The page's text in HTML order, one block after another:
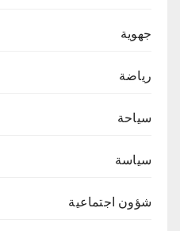
جهوية
رياضة
سياحة
سياسة
شؤون اجتماعية